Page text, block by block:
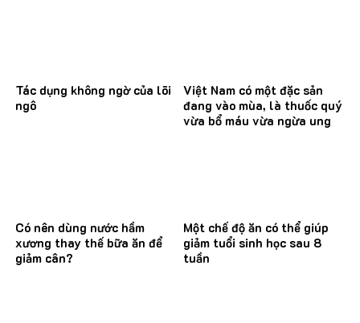
Tác dụng không ngờ của lõi
ngô
Việt Nam có một đặc sản
đang vào mùa, là thuốc quý
vừa bổ máu vừa ngừa ung
Có nên dùng nước hầm
xương thay thế bữa ăn để
giảm cân?
Một chế độ ăn có thể giúp
giảm tuổi sinh học sau 8
tuần